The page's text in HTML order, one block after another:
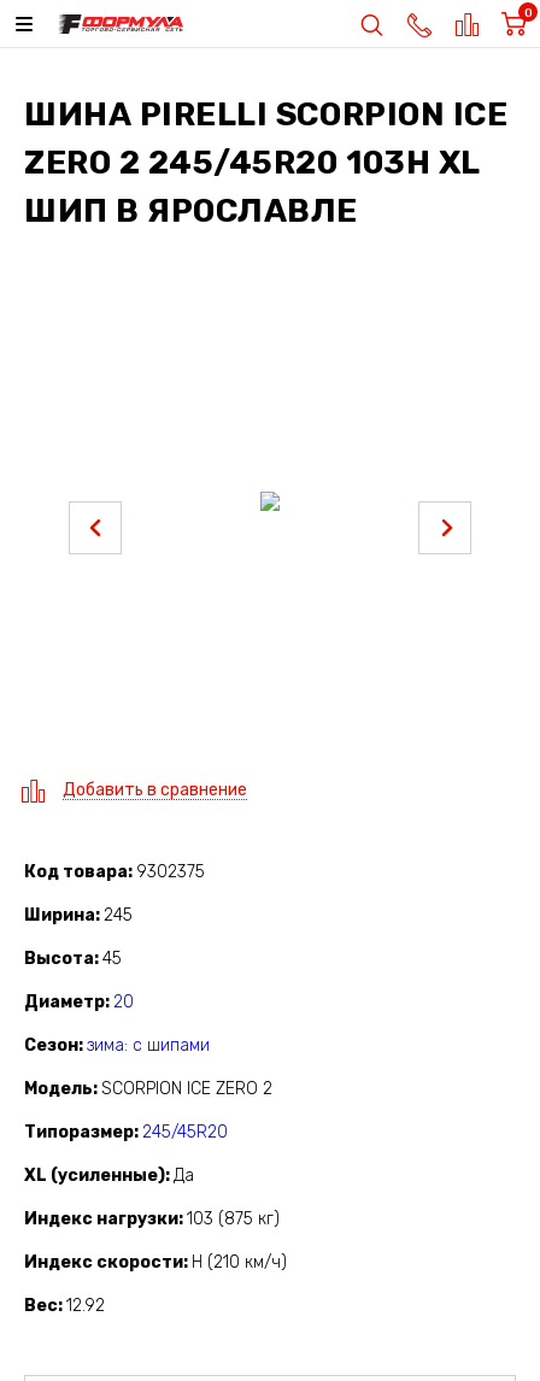
0
ШИНА PIRELLI SCORPION ICE
ZERO 2 245/45R20 103H XL
ШИП В ЯРОСЛАВЛЕ
Добавить в сравнение
Код товара 9302375
Ширина 245
Высота 45
Диаметр 20
Сезон зима: с шипами
Модель SCORPION ICE ZERO 2
Типоразмер 245/45R20
XL (усиленные) Да
Индекс нагрузки 103 (875 кг)
Индекс скорости H (210 км/ч)
Вес 12.92